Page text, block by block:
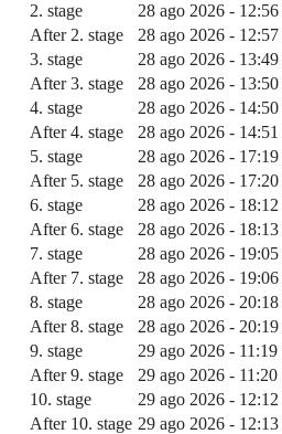
2. stage
28 ago 2026 - 12:56
After 2. stage
28 ago 2026 - 12:57
3. stage
28 ago 2026 - 13:49
After 3. stage
28 ago 2026 - 13:50
4. stage
28 ago 2026 - 14:50
After 4. stage
28 ago 2026 - 14:51
5. stage
28 ago 2026 - 17:19
After 5. stage
28 ago 2026 - 17:20
6. stage
28 ago 2026 - 18:12
After 6. stage
28 ago 2026 - 18:13
7. stage
28 ago 2026 - 19:05
After 7. stage
28 ago 2026 - 19:06
8. stage
28 ago 2026 - 20:18
After 8. stage
28 ago 2026 - 20:19
9. stage
29 ago 2026 - 11:19
After 9. stage
29 ago 2026 - 11:20
10. stage
29 ago 2026 - 12:12
After 10. stage 29 ago 2026 - 12:13